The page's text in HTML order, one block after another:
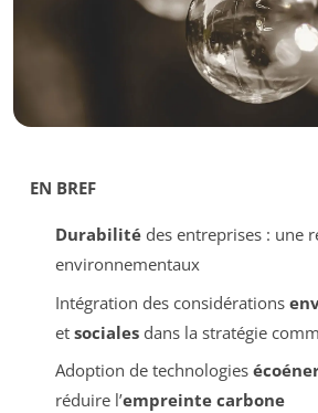
EN BREF
Durabilitédes entreprises : une
environnementaux
Intégration des considérations
et socialesdans la stratégie
Adoption de technologies
réduire l’empreinte carbone